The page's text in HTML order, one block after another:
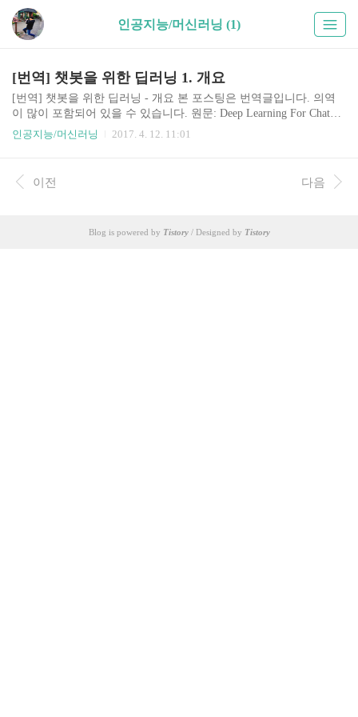
인공지능/머신러닝 (1)
[번역] 챗봇을 위한 딥러닝 1. 개요
[번역] 챗봇을 위한 딥러닝 - 개요 본 포스팅은 번역글입니다. 의역
이 많이 포함되어 있을 수 있습니다. 원문: Deep Learning For Chatbot
s, Part 1 - Introduction 대화형 에이전트 또는 다이얼로그 시스템이라
랙같은 회사들도 마찬가지입니다. 챗봇은 고객과 상호작용하는 방
법를 바꾸려는 시도를 하는 스타트업들의 새로운 물결입니다. Opera
veloper Framework..
인공지능/머신러닝 2017. 4. 12. 11:01
이전 다음
Blog is powered by Tistory/ Designed by Tistory